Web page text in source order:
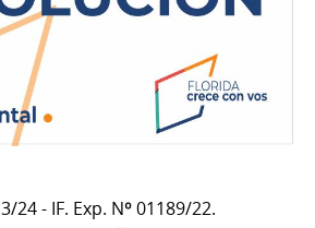
24 - IF. Exp. Nº 01189/22.